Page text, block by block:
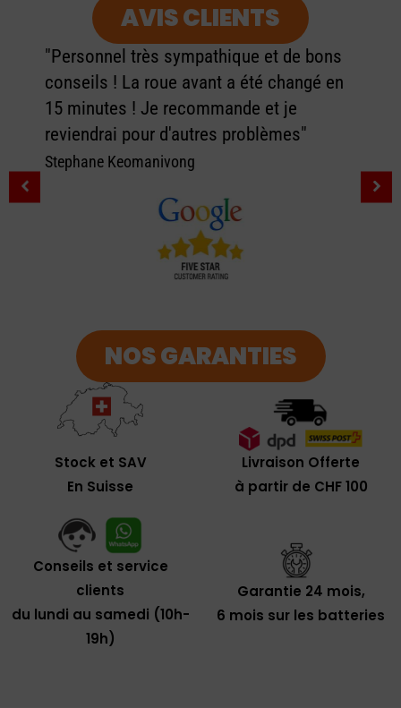
AVIS CLIENTS
"Personnel très sympathique et de bons
conseils ! La roue avant a été changé en
15 minutes ! Je recommande et je
reviendrai pour d'autres problèmes"
Stephane Keomanivong
NOS GARANTIES
Stock et SAV
En Suisse
Livraison Offerte
à partir de CHF 100
Conseils et service
clients
du lundi au samedi (10h-
19h)
Garantie 24 mois,
6 mois sur les batteries